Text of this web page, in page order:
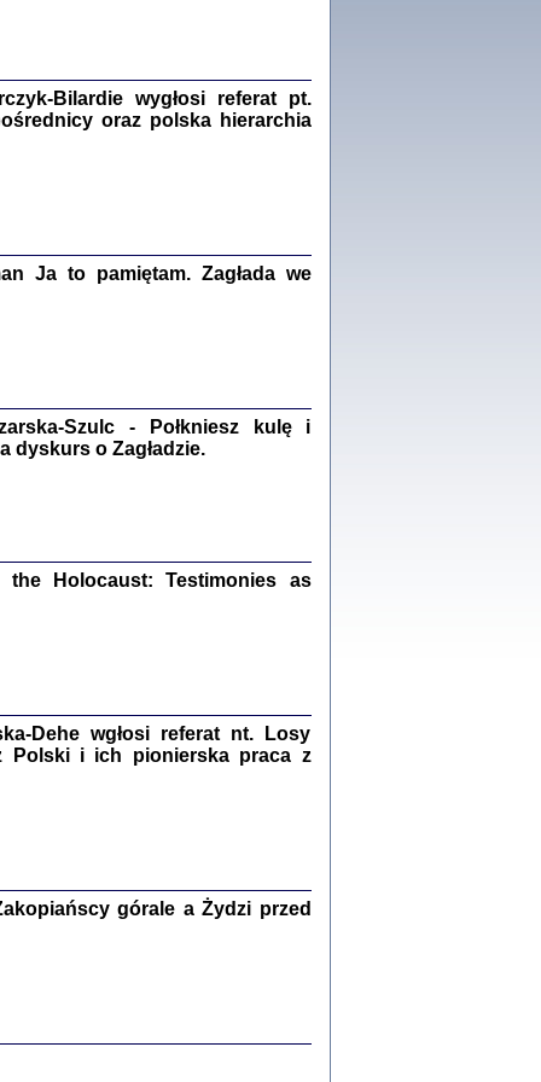
Warszawa 2022
Bańkowska
Kalman Rotgeber
Bańkowska, wstęp Jacek Leociak
Warszawa 2021
NAM KOLEJNA GODZINA ...
Bilardie wygłosi referat pt.
oraz polska hierarchia
Ja to pamiętam. Zagłada we
Szulc - Połkniesz kulę i
dyskurs o Zagładzie.
the Holocaust: Testimonies as
Dehe wgłosi referat nt. Losy
Polski i ich pionierska praca z
górale a Żydzi przed